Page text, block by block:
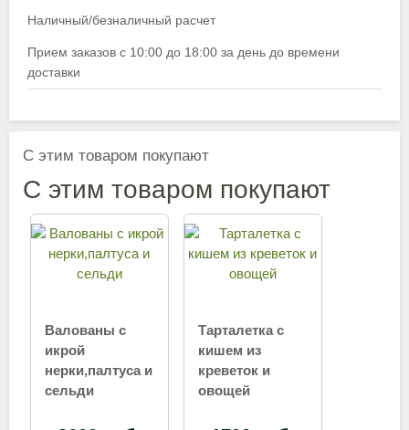
Наличный/безналичный расчет
Прием заказов с 10:00 до 18:00 за день до времени
доставки
С этим товаром покупают
С этим товаром покупают
Валованы с
икрой
нерки,палтуса и
сельди
Тарталетка с
кишем из
креветок и
овощей